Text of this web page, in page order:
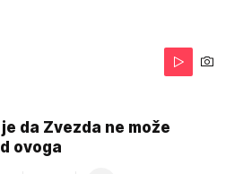
da Zvezda ne može
ovoga